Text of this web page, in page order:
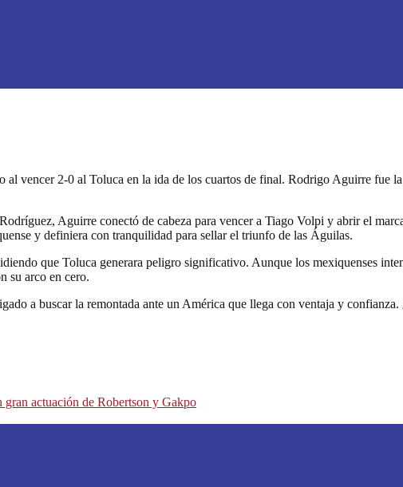
vencer 2-0 al Toluca en la ida de los cuartos de final. Rodrigo Aguirre fue
Aguirre conectó de cabeza para vencer a Tiago Volpi y abrir el
y definiera con tranquilidad para sellar el triunfo de las Águilas.
que Toluca generara peligro significativo. Aunque los mexiquenses
su arco en cero.
a buscar la remontada ante un América que llega con ventaja y
actuación de Robertson y Gakpo